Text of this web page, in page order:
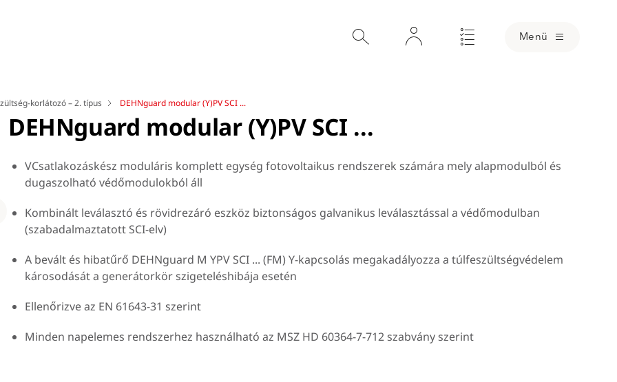
Menü
korlátozó – 2. típus DEHNguard modular (Y)PV SCI ...
Háromlépcsős DC kapcsoló áramkör (szabadalmaztatott SCI technológia)
DEHNguard modular (Y)PV SCI ...
VCsatlakozáskész moduláris komplett egység fotovoltaikus rendszerek számára mely alapmodulból és
dugaszolható védőmodulokból áll
Kombinált leválasztó és rövidrezáró eszköz biztonságos galvanikus leválasztással a védőmodulban
(szabadalmaztatott SCI-elv)
A bevált és hibatűrő DEHNguard M YPV SCI ... (FM) Y-kapcsolás megakadályozza a túlfeszültségvédelem
károsodását a generátorkör szigeteléshibája esetén
Ellenőrizve az EN 61643-31 szerint
Minden napelemes rendszerhez használható az MSZ HD 60364-7-712 szabvány szerint